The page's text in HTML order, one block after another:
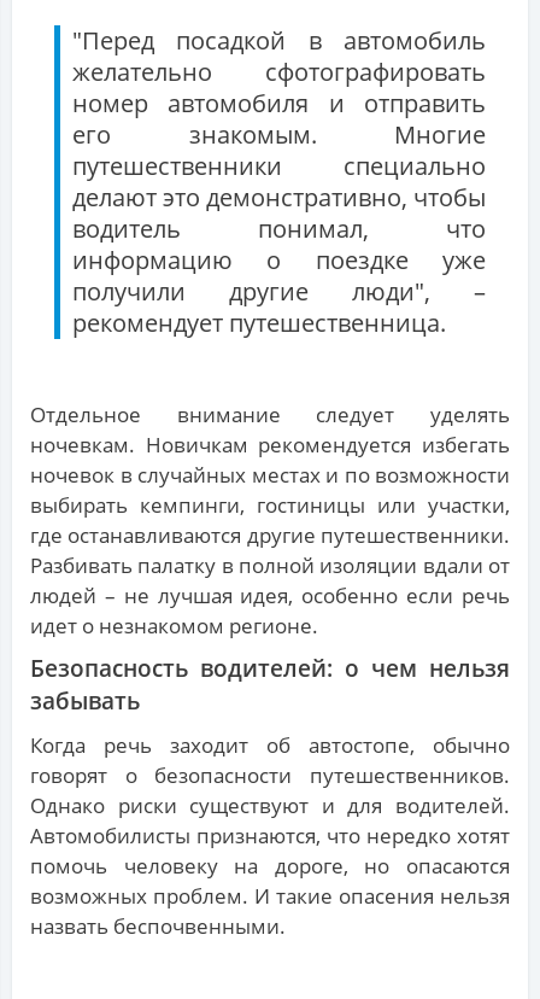
"Перед посадкой в автомобиль
желательно сфотографировать
номер автомобиля и отправить
его знакомым. Многие
путешественники специально
делают это демонстративно, чтобы
водитель понимал, что
информацию о поездке уже
получили другие люди", –
рекомендует путешественница.
Отдельное внимание следует уделять
ночевкам. Новичкам рекомендуется избегать
ночевок в случайных местах и по возможности
выбирать кемпинги, гостиницы или участки,
где останавливаются другие путешественники.
Разбивать палатку в полной изоляции вдали от
людей – не лучшая идея, особенно если речь
идет о незнакомом регионе.
Безопасность водителей: о чем нельзя
забывать
Когда речь заходит об автостопе, обычно
говорят о безопасности путешественников.
Однако риски существуют и для водителей.
Автомобилисты признаются, что нередко хотят
помочь человеку на дороге, но опасаются
возможных проблем. И такие опасения нельзя
назвать беспочвенными.